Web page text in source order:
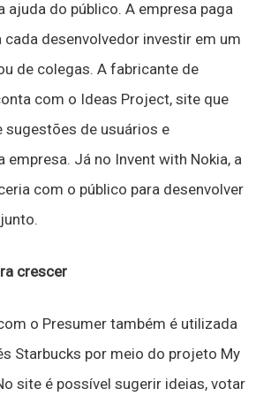
ajuda do público. A empresa paga
cada desenvolvedor investir em um
de colegas. A fabricante de
com o Ideas Project, site que
sugestões de usuários e
empresa. Já no Invent with Nokia, a
com o público para desenvolver
crescer
o Presumer também é utilizada
Starbucks por meio do projeto My
site é possível sugerir ideias, votar